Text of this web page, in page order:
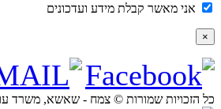
אני מאשר קבלת מידע ועדכונים
×
כל הזכויות שמורות © צמח - שאשא, משרד